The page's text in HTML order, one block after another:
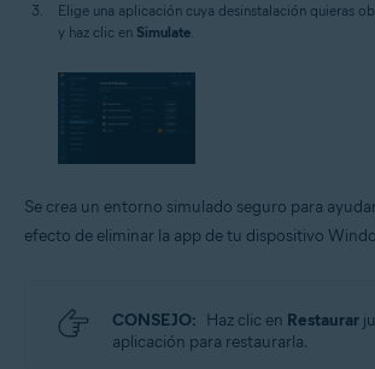
Elige una aplicación cuya desinstalación quieras
y haz clic en Simulate.
Se crea un entorno simulado seguro para
efecto de eliminar la app de tu dispositivo
CONSEJO: Haz clic en Restaurar
aplicación para restaurarla.